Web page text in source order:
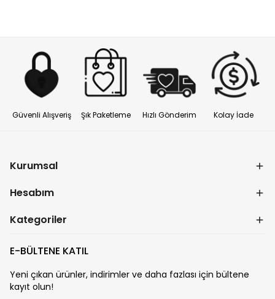
Güvenli Alışveriş Şık Paketleme Hızlı Gönderim Kolay İade
Kurumsal
Hesabım
Kategoriler
E-BÜLTENE KATIL
Yeni çıkan ürünler, indirimler ve daha fazlası için bültene
kayıt olun!